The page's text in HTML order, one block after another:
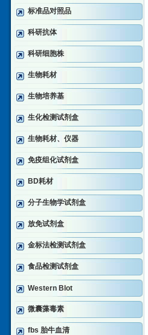
标准品对照品
科研抗体
科研细胞株
生物耗材
生物培养基
生化检测试剂盒
生物耗材、仪器
免疫组化试剂盒
BD耗材
分子生物学试剂盒
放免试剂盒
金标法检测试剂盒
食品检测试剂盒
Western Blot
微囊藻毒素
fbs 胎牛血清